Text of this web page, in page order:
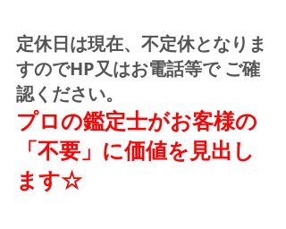
定休日は現在、不定休となりま
すのでHP又はお電話等で ご確
認ください。
プロの鑑定士がお客様の
「不要」に価値を見出し
ます☆